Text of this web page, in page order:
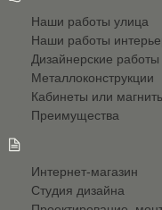
LED экран - памятник
LED экран, как часть
Наши работы улица
Наши работы
Дизайнерские работы
Металлоконструкции
Кабинеты или
Преимущества
Интернет-магазин
Студия дизайна